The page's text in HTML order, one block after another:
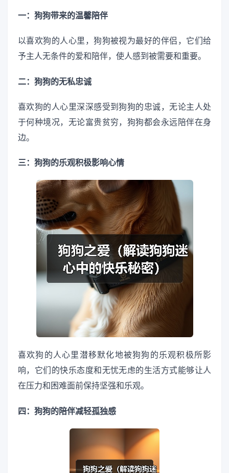
一：狗狗带来的温馨陪伴
以喜欢狗的人心里，狗狗被视为最好的伴侣，它们给
予主人无条件的爱和陪伴，使人感到被需要和重要。
二：狗狗的无私忠诚
喜欢狗的人心里深深感受到狗狗的忠诚，无论主人处
于何种境况，无论富贵贫穷，狗狗都会永远陪伴在身
边。
三：狗狗的乐观积极影响心情
喜欢狗的人心里潜移默化地被狗狗的乐观积极所影
响，它们的快乐态度和无忧无虑的生活方式能够让人
在压力和困难面前保持坚强和乐观。
四：狗狗的陪伴减轻孤独感